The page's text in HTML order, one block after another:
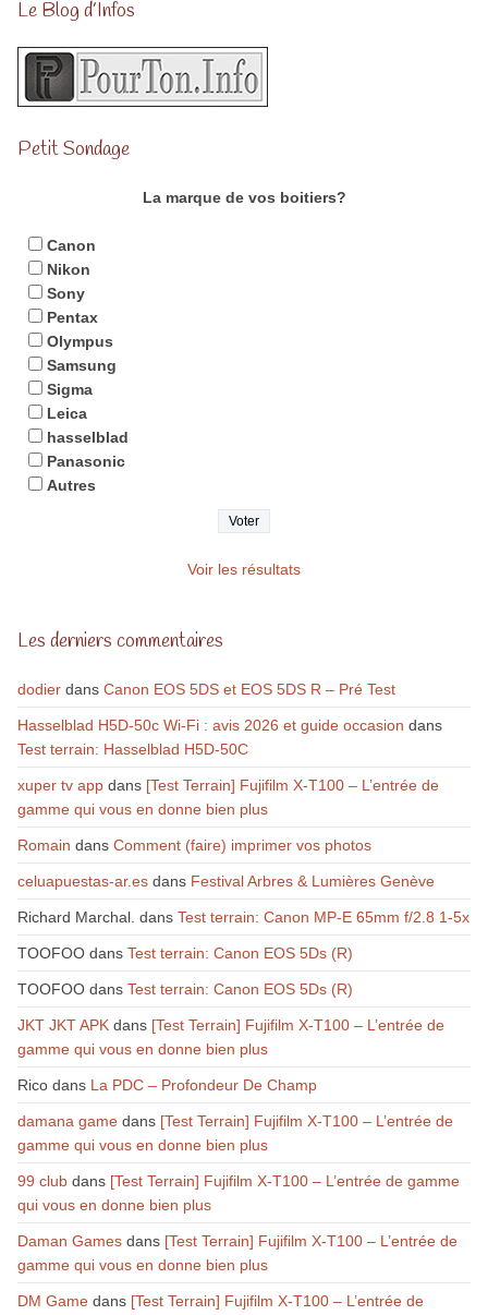
Le Blog d’Infos
Petit Sondage
La marque de vos boitiers?
Canon
Nikon
Sony
Pentax
Olympus
Samsung
Sigma
Leica
hasselblad
Panasonic
Autres
Voir les résultats
Les derniers commentaires
dodierdans Canon EOS 5DS et EOS 5DS R – Pré Test
Hasselblad H5D-50c Wi-Fi : avis 2026 et guide occasion dans
Test terrain: Hasselblad H5D-50C
xuper tv appdans [Test Terrain] Fujifilm X-T100 – L’entrée de
gamme qui vous en donne bien plus
Romain dans Comment (faire) imprimer vos photos
celuapuestas-ar.esdans Festival Arbres & Lumières Genève
Richard Marchal. dans Test terrain: Canon MP-E 65mm f/2.8 1-5x
TOOFOOdans Test terrain: Canon EOS 5Ds (R)
TOOFOOdans Test terrain: Canon EOS 5Ds (R)
JKT JKT APKdans [Test Terrain] Fujifilm X-T100 – L’entrée de
gamme qui vous en donne bien plus
Ricodans La PDC – Profondeur De Champ
damana gamedans [Test Terrain] Fujifilm X-T100 – L’entrée de
gamme qui vous en donne bien plus
99 clubdans [Test Terrain] Fujifilm X-T100 – L’entrée de gamme
qui vous en donne bien plus
Daman Gamesdans [Test Terrain] Fujifilm X-T100 – L’entrée de
gamme qui vous en donne bien plus
DM Gamedans [Test Terrain] Fujifilm X-T100 – L’entrée de